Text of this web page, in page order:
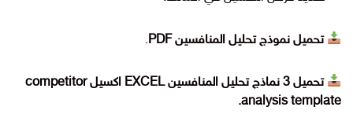
تحميل نموذج تحليل المنافسين PDF .
تحميل 3 نماذج تحليل المنافسين EXCEL اكسيل competitor
analysis template.